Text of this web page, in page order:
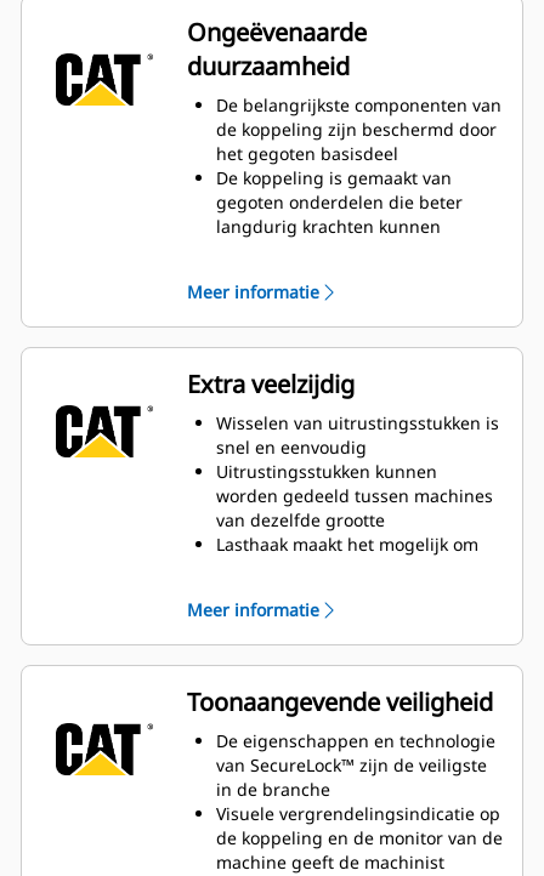
Ongeëvenaarde
duurzaamheid
De belangrijkste componenten van
de koppeling zijn beschermd door
het gegoten basisdeel
De koppeling is gemaakt van
gegoten onderdelen die beter
langdurig krachten kunnen
voor uitrustingsstukken
voorkomen overmatige slijtage
De geringe hoogte behoudt een
consistente opbreekkracht
Zware vergrendelingsspie zorgt
voor stevige verbinding met
uitrustingsstukken
Meer informatie
Extra veelzijdig
Wisselen van uitrustingsstukken is
snel en eenvoudig
Uitrustingsstukken kunnen
worden gedeeld tussen machines
van dezelfde grootte
Lasthaak maakt het mogelijk om
Meer informatie
Toonaangevende veiligheid
De eigenschappen en technologie
van SecureLock™ zijn de veiligste
in de branche
Visuele vergrendelingsindicatie op
de koppeling en de monitor van de
machine geeft de machinist